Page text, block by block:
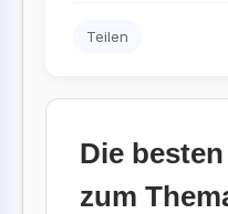
Teilen
Die
zum